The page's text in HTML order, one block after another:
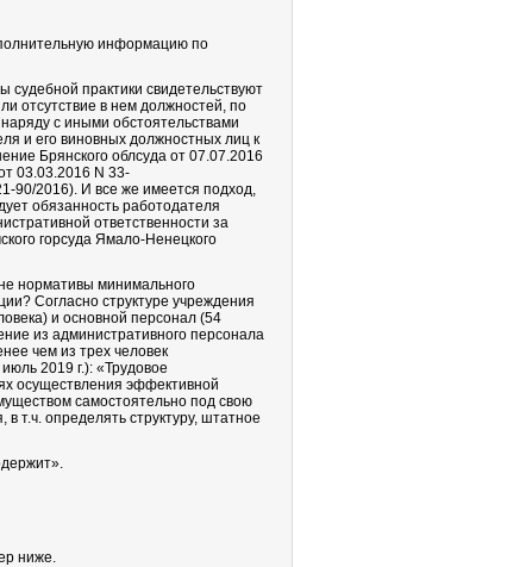
информацию по
практики свидетельствуют
отсутствие в нем должностей, по
с иными обстоятельствами
и его виновных должностных лиц к
Брянского облсуда от 07.07.2016
03.03.2016 N 33-
90/2016). И все же имеется подход,
обязанность работодателя
ответственности за
горсуда Ямало-Ненецкого
нормативы минимального
Согласно структуре учреждения
и основной персонал (54
из административного персонала
чем из трех человек
2019 г.): «Трудовое
осуществления эффективной
самостоятельно под свою
т.ч. определять структуру, штатное
ниже.